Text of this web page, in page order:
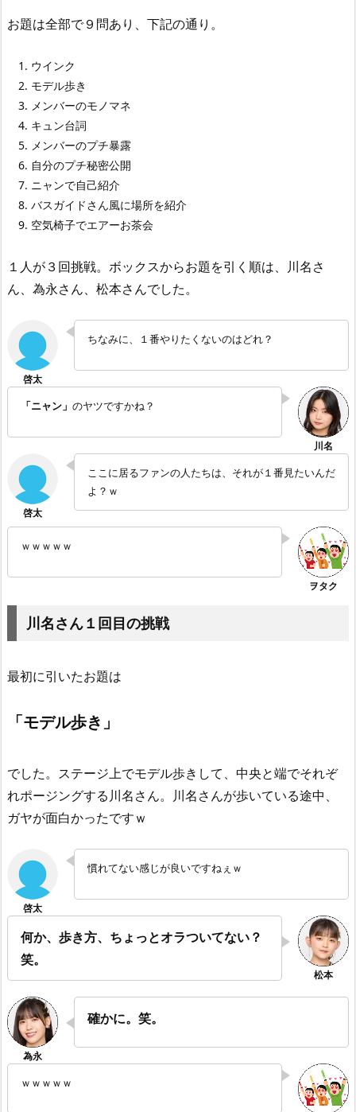
お題は全部で９問あり、下記の通り。
ウインク
モデル歩き
メンバーのモノマネ
キュン台詞
メンバーのプチ暴露
自分のプチ秘密公開
ニャンで自己紹介
バスガイドさん風に場所を紹介
空気椅子でエアーお茶会
１人が３回挑戦。ボックスからお題を引く順は、川名さ
ん、為永さん、松本さんでした。
ちなみに、１番やりたくないのはどれ？
「ニャン」 のヤツですかね？
ここに居るファンの人たちは、それが１番見たいんだ
よ？ｗ
ｗｗｗｗｗ
川名さん１回目の挑戦
最初に引いたお題は
「モデル歩き」
でした。ステージ上でモデル歩きして、中央と端でそれぞ
れポージングする川名さん。川名さんが歩いている途中、
ガヤが面白かったですｗ
慣れてない感じが良いですねぇｗ
何か、歩き方、ちょっとオラついてない？
笑。
確かに。笑。
ｗｗｗｗｗ